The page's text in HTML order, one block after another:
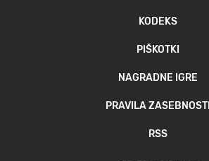
KODEKS
PIŠKOTKI
NAGRADNE IGRE
PRAVILA ZASEBNOSTI
RSS